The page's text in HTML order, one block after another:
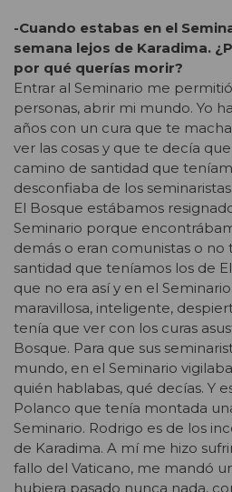
-Cuando estabas en el
semana lejos de Karadima.
por qué querías morir?
Entrar al Seminario me
personas, abrir mi mundo. Yo
años con un cura que te
ver las cosas y que te decía
camino de santidad que
desconfiaba de los
El Bosque estábamos
Seminario porque
demás o eran comunistas o
santidad que teníamos los de
que no era así y en el
maravillosa, inteligente,
tenía que ver con los curas
Bosque. Para que sus
mundo, en el Seminario
quién hablabas, qué decías. Y
Polanco que tenía montada
Seminario. Rodrigo es de los
de Karadima. A mí me hizo
fallo del Vaticano, me mandó
hubiera pasado nunca nada,